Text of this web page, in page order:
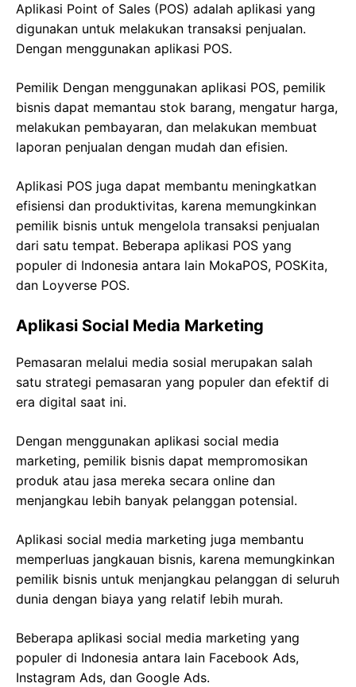
Aplikasi Point of Sales (POS) adalah aplikasi yang
digunakan untuk melakukan transaksi penjualan.
Dengan menggunakan aplikasi POS.
Pemilik Dengan menggunakan aplikasi POS, pemilik
bisnis dapat memantau stok barang, mengatur harga,
melakukan pembayaran, dan melakukan membuat
laporan penjualan dengan mudah dan efisien.
Aplikasi POS juga dapat membantu meningkatkan
efisiensi dan produktivitas, karena memungkinkan
pemilik bisnis untuk mengelola transaksi penjualan
dari satu tempat. Beberapa aplikasi POS yang
populer di Indonesia antara lain MokaPOS, POSKita,
dan Loyverse POS.
Aplikasi Social Media Marketing
Pemasaran melalui media sosial merupakan salah
satu strategi pemasaran yang populer dan efektif di
era digital saat ini.
Dengan menggunakan aplikasi social media
marketing, pemilik bisnis dapat mempromosikan
produk atau jasa mereka secara online dan
menjangkau lebih banyak pelanggan potensial.
Aplikasi social media marketing juga membantu
memperluas jangkauan bisnis, karena memungkinkan
pemilik bisnis untuk menjangkau pelanggan di seluruh
dunia dengan biaya yang relatif lebih murah.
Beberapa aplikasi social media marketing yang
populer di Indonesia antara lain Facebook Ads,
Instagram Ads, dan Google Ads.